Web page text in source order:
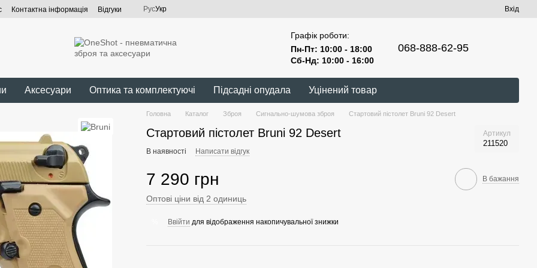
Контактна інформація Відгуки РусУкр Вхід
Графік роботи:
Пн-Пт: 10:00 - 18:00
Сб-Нд: 10:00 - 16:00
068-888-62-95
Аксесуари Оптика та комплектуючі Підсадні опудала Уцінений товар
Головна Каталог Зброя Сигнально-шумова зброя Стартовий пістолет Bruni 92 Desert
Стартовий пістолет Bruni 92 Desert Артикул
211520
В наявності Написати відгук
7 290 грн В бажання
Оптові ціни від 2 одиниць
Ввійти для відображення накопичувальної знижки